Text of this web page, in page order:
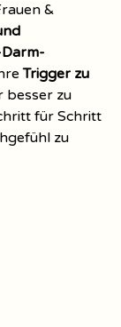
&
Trigger zu
besser zu
für Schritt
zu